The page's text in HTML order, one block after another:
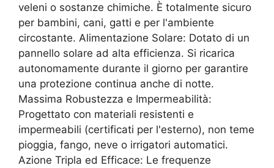
veleni o sostanze chimiche. È totalmente sicuro
per bambini, cani, gatti e per l'ambiente
circostante. Alimentazione Solare: Dotato di un
pannello solare ad alta efficienza. Si ricarica
autonomamente durante il giorno per garantire
una protezione continua anche di notte.
Massima Robustezza e Impermeabilità:
Progettato con materiali resistenti e
impermeabili (certificati per l'esterno), non teme
pioggia, fango, neve o irrigatori automatici.
Azione Tripla ed Efficace: Le frequenze